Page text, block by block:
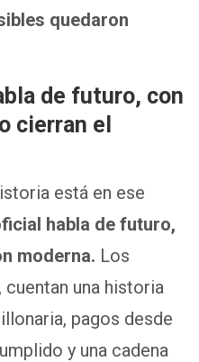
quedaron
de futuro, con
cierran el
está en ese
habla de futuro,
moderna. Los
una historia
pagos desde
y una cadena